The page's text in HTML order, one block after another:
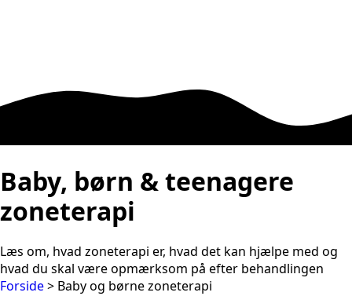
Baby, børn & teenagere
zoneterapi
Læs om, hvad zoneterapi er, hvad det kan hjælpe med og
hvad du skal være opmærksom på efter behandlingen
Forside> Baby og børne zoneterapi